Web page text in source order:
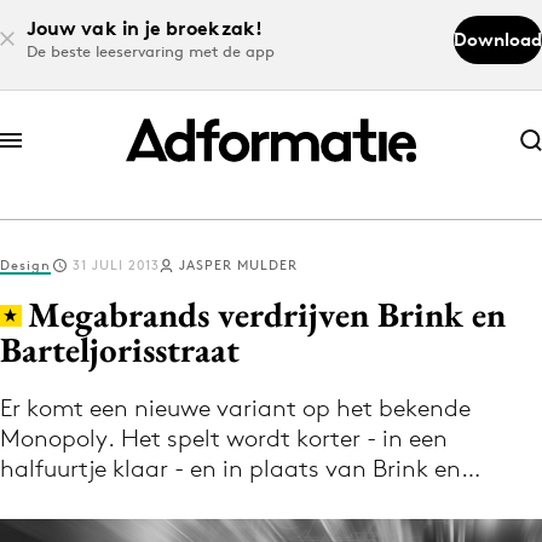
Jouw vak in je broekzak!
De beste leeservaring met de app
Download
Abonneer nu
Abonneer nu
Log in
Volg het laatste nieuws via de Adformatie
Nieuws app
Design 31 JULI 2013 JASPER MULDER
Megabrands verdrijven Brink en
Barteljorisstraat
Er komt een nieuwe variant op het bekende
Monopoly. Het spelt wordt korter - in een
halfuurtje klaar - en in plaats van Brink en…